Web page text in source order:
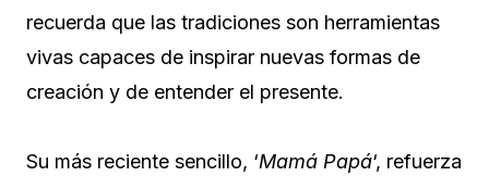
recuerda que las tradiciones son herramientas
vivas capaces de inspirar nuevas formas de
creación y de entender el presente.
Su más reciente sencillo, ‘Mamá Papá‘, refuerza